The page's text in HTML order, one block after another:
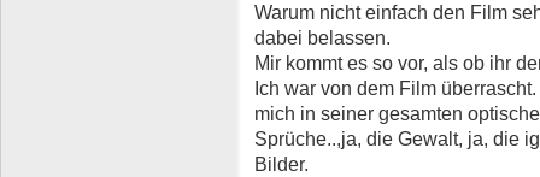
Warum nicht einfach den Film
dabei belassen.
Mir kommt es so vor, als ob ihr
Ich war von dem Film
mich in seiner gesamten
Sprüche..,ja, die Gewalt, ja, die
Bilder.